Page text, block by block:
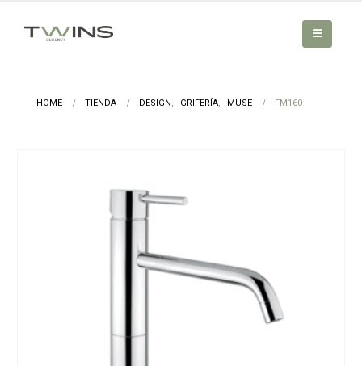
HOME TIENDA DESIGN, GRIFERÍA, MUSE FM160